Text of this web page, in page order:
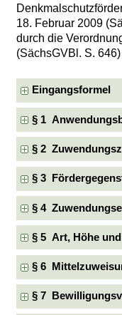
18. Februar 2009
durch die
(SächsGVBl. S.
Eingangsformel
§ 1
§ 2
§ 3
§ 4
§ 5 Art, Höhe
§ 6
§ 7